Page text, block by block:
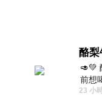
🥑💚
前想
23 小